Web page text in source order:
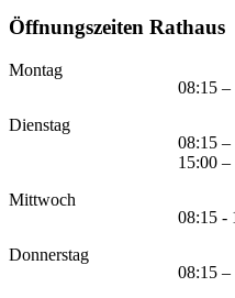
Öffnungszeiten Rathaus
Montag
08:15
Dienstag
08:15 –
15:00
Mittwoch
08:15 -
Donnerstag
08:15